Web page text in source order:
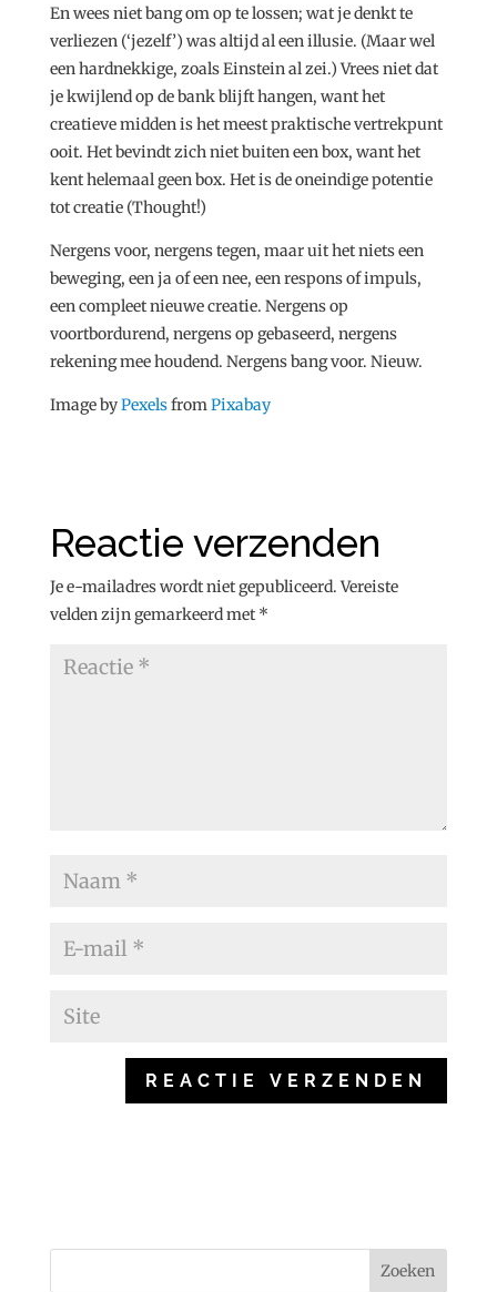
En wees niet bang om op te lossen; wat je denkt te
verliezen (‘jezelf’) was altijd al een illusie. (Maar wel
een hardnekkige, zoals Einstein al zei.) Vrees niet dat
je kwijlend op de bank blijft hangen, want het
creatieve midden is het meest praktische vertrekpunt
ooit. Het bevindt zich niet buiten een box, want het
kent helemaal geen box. Het is de oneindige potentie
tot creatie (Thought!)
Nergens voor, nergens tegen, maar uit het niets een
beweging, een ja of een nee, een respons of impuls,
een compleet nieuwe creatie. Nergens op
voortbordurend, nergens op gebaseerd, nergens
rekening mee houdend. Nergens bang voor. Nieuw.
Image byPexelsfromPixabay
Reactie verzenden
Je e-mailadres wordt niet gepubliceerd. Vereiste
velden zijn gemarkeerd met *